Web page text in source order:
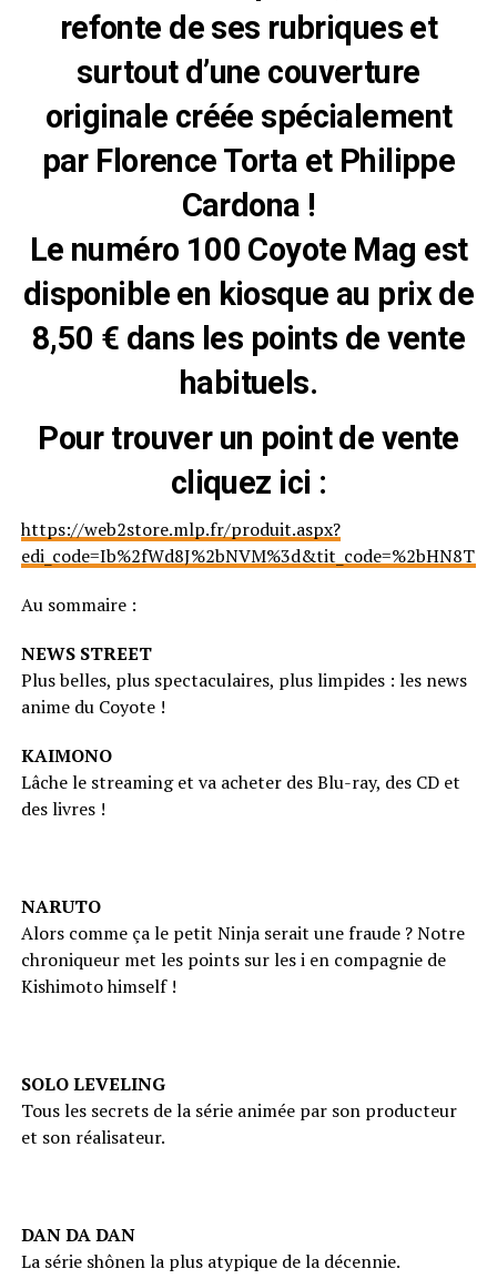
refonte de ses rubriques et
surtout d’une couverture
originale créée spécialement
par Florence Torta et Philippe
Cardona !
Le numéro 100 Coyote Mag est
disponible en kiosque au prix de
8,50 € dans les points de vente
habituels.
Pour trouver un point de vente
cliquez ici :
https://web2store.mlp.fr/produit.aspx?
Au sommaire :
NEWS STREET
Plus belles, plus spectaculaires, plus limpides : les news
anime du Coyote !
KAIMONO
Lâche le streaming et va acheter des Blu-ray, des CD et
des livres !
NARUTO
Alors comme ça le petit Ninja serait une fraude ? Notre
chroniqueur met les points sur les i en compagnie de
Kishimoto himself !
SOLO LEVELING
Tous les secrets de la série animée par son producteur
et son réalisateur.
DAN DA DAN
La série shônen la plus atypique de la décennie.